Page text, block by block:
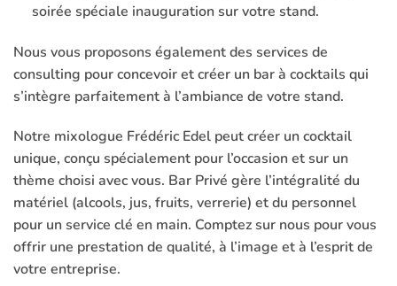
soirée spéciale inauguration sur votre stand.
Nous vous proposons également des services de
consulting pour concevoir et créer un bar à cocktails qui
s’intègre parfaitement à l’ambiance de votre stand.
Notre mixologue Frédéric Edel peut créer un cocktail
unique, conçu spécialement pour l’occasion et sur un
thème choisi avec vous. Bar Privé gère l’intégralité du
matériel (alcools, jus, fruits, verrerie) et du personnel
pour un service clé en main. Comptez sur nous pour vous
offrir une prestation de qualité, à l’image et à l’esprit de
votre entreprise.